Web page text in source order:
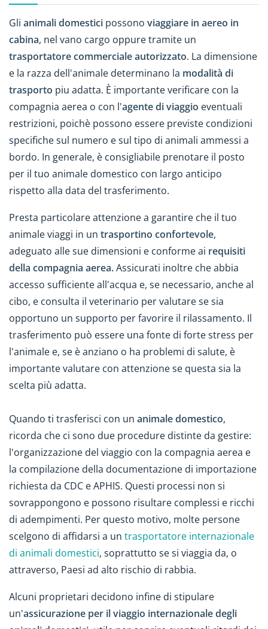
Gli animali domestici possono viaggiare in aereo in
cabina, nel vano cargo oppure tramite un
trasportatore commerciale autorizzato. La dimensione
e la razza dell'animale determinano la modalità di
trasporto piu adatta. È importante verificare con la
compagnia aerea o con l'agente di viaggio eventuali
restrizioni, poichè possono essere previste condizioni
specifiche sul numero e sul tipo di animali ammessi a
bordo. In generale, è consigliabile prenotare il posto
per il tuo animale domestico con largo anticipo
rispetto alla data del trasferimento.
Presta particolare attenzione a garantire che il tuo
animale viaggi in un trasportino confortevole,
adeguato alle sue dimensioni e conforme ai requisiti
della compagnia aerea.Assicurati inoltre che abbia
accesso sufficiente all'acqua e, se necessario, anche al
cibo, e consulta il veterinario per valutare se sia
opportuno un supporto per favorire il rilassamento. Il
trasferimento può essere una fonte di forte stress per
l'animale e, se è anziano o ha problemi di salute, è
importante valutare con attenzione se questa sia la
scelta più adatta.
Quando ti trasferisci con un animale domestico,
ricorda che ci sono due procedure distinte da gestire:
l'organizzazione del viaggio con la compagnia aerea e
la compilazione della documentazione di importazione
richiesta da CDC e APHIS. Questi processi non si
sovrappongono e possono risultare complessi e ricchi
di adempimenti. Per questo motivo, molte persone
scelgono di affidarsi a un trasportatore internazionale
di animali domestici, soprattutto se si viaggia da, o
attraverso, Paesi ad alto rischio di rabbia.
Alcuni proprietari decidono infine di stipulare
un'assicurazione per il viaggio internazionale degli